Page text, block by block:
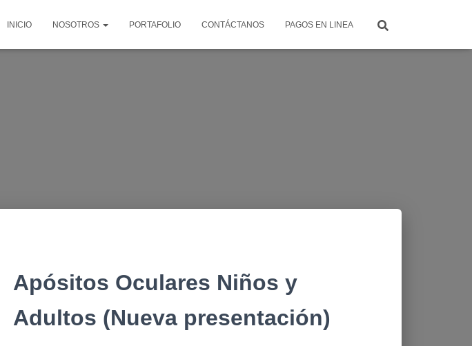
INICIO NOSOTROS PORTAFOLIO CONTÁCTANOS PAGOS EN LINEA
Apósitos Oculares Niños y
Adultos (Nueva presentación)